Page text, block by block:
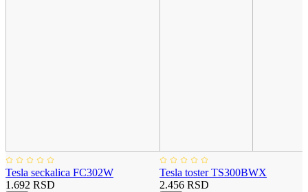
Tesla seckalica FC302W
1.692 RSD
Tesla toster TS300BWX
2.456 RSD